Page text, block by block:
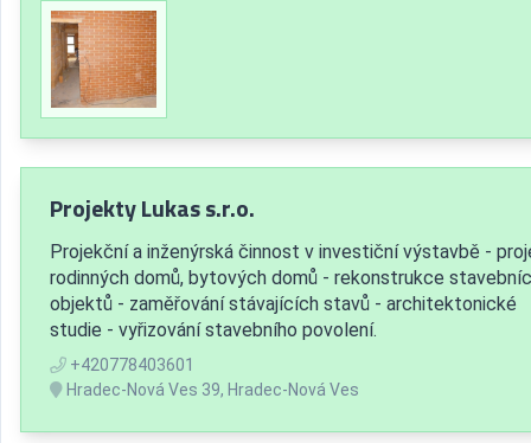
Projekty Lukas s.r.o.
Projekční a inženýrská činnost v investiční výstavbě -
rodinných domů, bytových domů - rekonstrukce
objektů - zaměřování stávajících stavů - architektonické
studie - vyřizování stavebního povolení.
+420778403601
Hradec-Nová Ves 39, Hradec-Nová Ves